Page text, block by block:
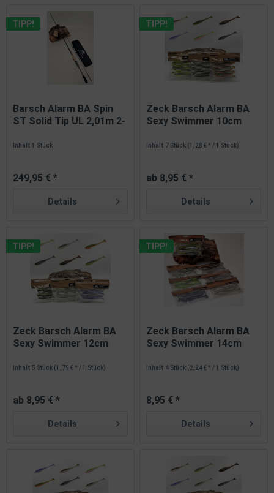
TIPP!
Barsch Alarm BA Spin
ST Solid Tip UL 2,01m 2-
Inhalt1 Stück
249,95 € *
Details
TIPP!
Zeck Barsch Alarm BA
Sexy Swimmer 10cm
Inhalt 7 Stück (1,28 € * / 1 Stück)
ab 8,95 € *
Details
TIPP!
Zeck Barsch Alarm BA
Sexy Swimmer 12cm
Inhalt 5 Stück (1,79 € * / 1 Stück)
ab 8,95 € *
Details
TIPP!
Zeck Barsch Alarm BA
Sexy Swimmer 14cm
Inhalt 4 Stück (2,24 € * / 1 Stück)
8,95 € *
Details